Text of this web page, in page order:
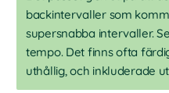
backintervaller som
supersnabba intervaller.
tempo. Det finns ofta
uthållig, och inkluderade